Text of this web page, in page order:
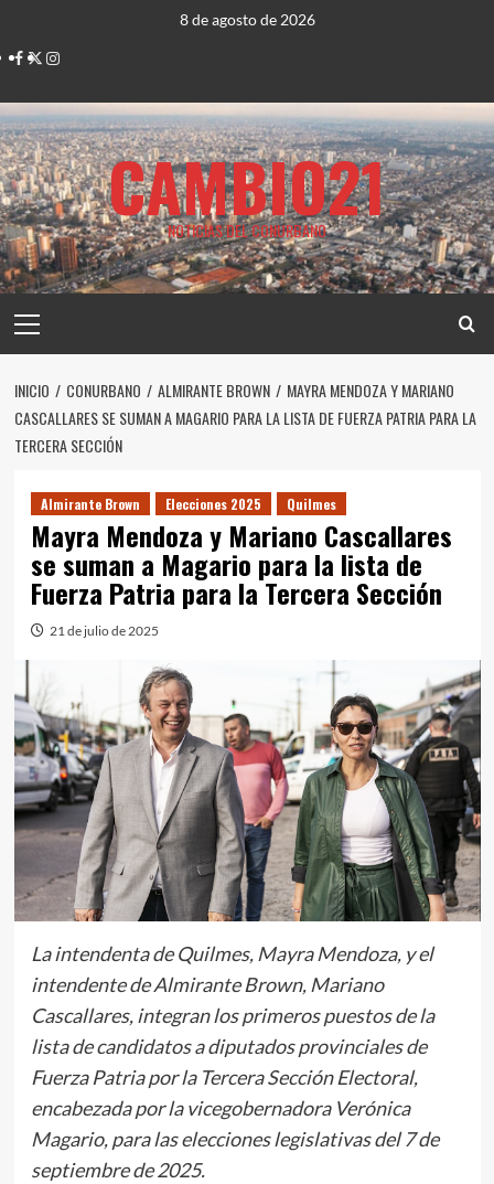
contenido
8 de agosto de 2026
Facebook
TwitterInstagram
CAMBIO21
NOTICIAS DEL CONURBANO
principal
INICIO CONURBANO ALMIRANTE BROWN
MAYRA MENDOZA Y MARIANO
CASCALLARES SE SUMAN A MAGARIO PARA LA LISTA DE FUERZA PATRIA PARA LA
TERCERA SECCIÓN
Almirante Brown Elecciones 2025 Quilmes
Mayra Mendoza y Mariano Cascallares
se suman a Magario para la lista de
Fuerza Patria para la Tercera Sección
21 de julio de 2025
La intendenta de Quilmes, Mayra Mendoza, y el
intendente de Almirante Brown, Mariano
Cascallares, integran los primeros puestos de la
lista de candidatos a diputados provinciales de
Fuerza Patria por la Tercera Sección Electoral,
encabezada por la vicegobernadora Verónica
Magario, para las elecciones legislativas del 7 de
septiembre de 2025.